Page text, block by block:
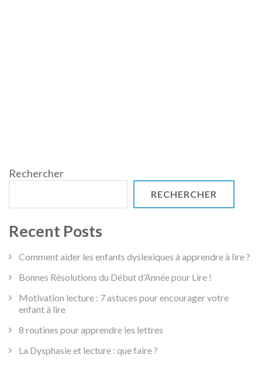
Rechercher
RECHERCHER
Recent Posts
Comment aider les enfants dyslexiques à apprendre à lire ?
Bonnes Résolutions du Début d’Année pour Lire !
Motivation lecture : 7 astuces pour encourager votre
enfant à lire
8 routines pour apprendre les lettres
La Dysphasie et lecture : que faire ?